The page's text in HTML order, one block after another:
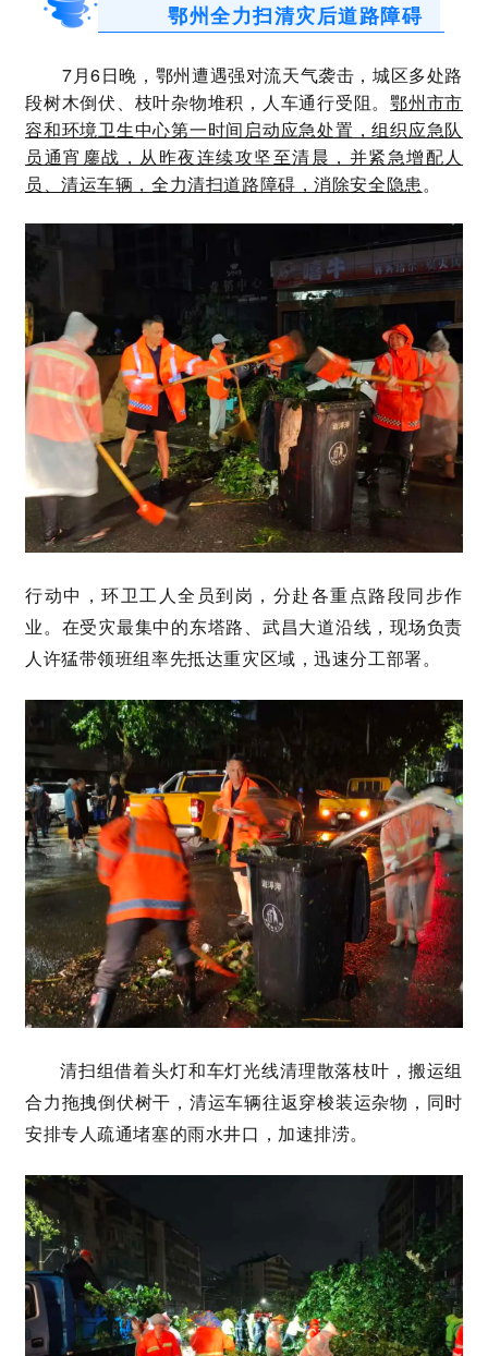
鄂州全力扫清灾后道路障碍
7月6日晚， 鄂州遭遇强对流天气袭击， 城区多处路
段树木倒伏、枝叶杂物堆积，人车通行受阻。鄂州市市
容和环境卫生中心第一时间启动应急处置，组织应急队
员通宵鏖战，从昨夜连续攻坚至清晨，并紧急增配人
员、清运车辆，全力清扫道路障碍，消除安全隐患。
行动中，环卫工人全员到岗，分赴各重点路段同步作
业。在受灾最集中的东塔路、武昌大道沿线，现场负责
人许猛带领班组率先抵达重灾区域，迅速分工部署。
清扫组借着头灯和车灯光线清理散落枝叶，搬运组
合力拖拽倒伏树干，清运车辆往返穿梭装运杂物，同时
安排专人疏通堵塞的雨水井口，加速排涝。